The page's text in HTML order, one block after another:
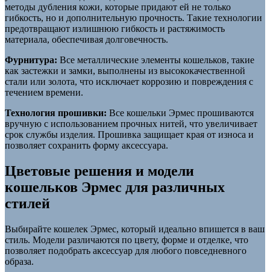
методы дубления кожи, которые придают ей не только
гибкость, но и дополнительную прочность. Такие технологии
предотвращают излишнюю гибкость и растяжимость
материала, обеспечивая долговечность.
Фурнитура: Все металлические элементы кошельков, такие
как застежки и замки, выполнены из высококачественной
стали или золота, что исключает коррозию и повреждения с
течением времени.
Технология прошивки: Все кошельки Эрмес прошиваются
вручную с использованием прочных нитей, что увеличивает
срок службы изделия. Прошивка защищает края от износа и
позволяет сохранить форму аксессуара.
Цветовые решения и модели
кошельков Эрмес для различных
стилей
Выбирайте кошелек Эрмес, который идеально впишется в ваш
стиль. Модели различаются по цвету, форме и отделке, что
позволяет подобрать аксессуар для любого повседневного
образа.